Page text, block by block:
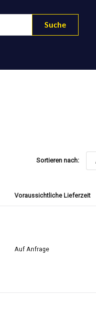
Suche
Sortieren nach:
Voraussichtliche Lieferzeit
Auf Anfrage